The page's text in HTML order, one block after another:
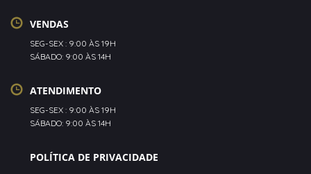
VENDAS
SEG-SEX : 9:00 ÀS 19H
SÁBADO: 9:00 ÀS 14H
ATENDIMENTO
SEG-SEX : 9:00 ÀS 19H
SÁBADO: 9:00 ÀS 14H
POLÍTICA DE PRIVACIDADE